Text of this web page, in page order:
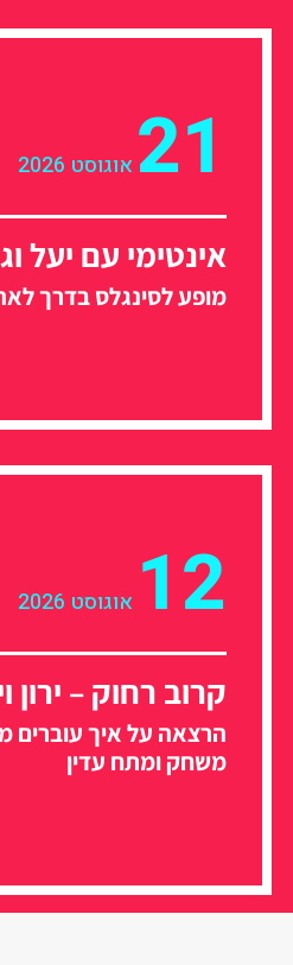
21 אוגוסט 2026
אינטימי עם יעל
מופע לסינגלס בדרך
12 אוגוסט 2026
קרוב רחוק – ירון
הרצאה על איך עוברים
משחק ומתח עדין